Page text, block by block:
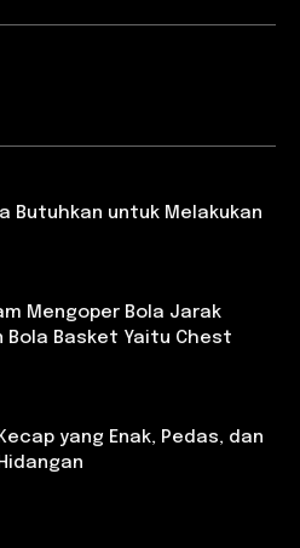
Butuhkan untuk Melakukan
Mengoper Bola Jarak
Bola Basket Yaitu Chest
yang Enak, Pedas, dan